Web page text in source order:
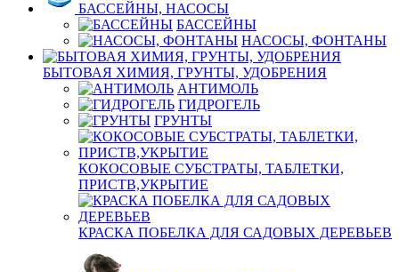
БАССЕЙНЫ, НАСОСЫ
БАССЕЙНЫ
НАСОСЫ, ФОНТАНЫ
БЫТОВАЯ ХИМИЯ, ГРУНТЫ, УДОБРЕНИЯ
АНТИМОЛЬ
ГИДРОГЕЛЬ
ГРУНТЫ
КОКОСОВЫЕ СУБСТРАТЫ, ТАБЛЕТКИ,
ПРИСТВ,УКРЫТИЕ
КРАСКА ПОБЕЛКА ДЛЯ САДОВЫХ ДЕРЕВЬЕВ